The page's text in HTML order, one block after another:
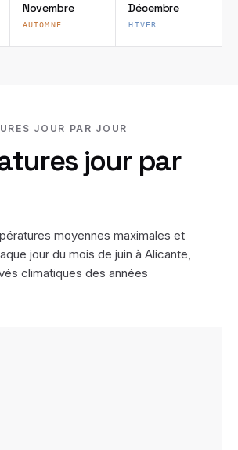
Novembre
AUTOMNE
Décembre
HIVER
JOUR PAR JOUR
jour par
moyennes maximales et
jour du mois de juin à Alicante,
climatiques des années